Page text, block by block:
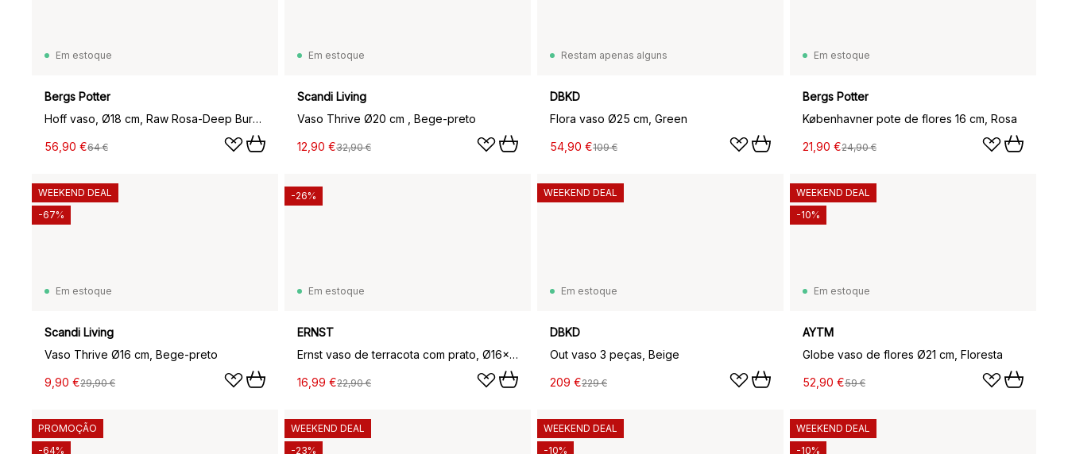
Em estoque
Bergs Potter
Hoff vaso, Ø18 cm, Raw Rosa-Deep Burgundy
56,90 €64 €
Em estoque
Scandi Living
Vaso Thrive Ø20 cm , Bege-preto
12,90 €32,90 €
Restam apenas alguns
DBKD
Flora vaso Ø25 cm, Green
54,90 €109 €
Em estoque
Bergs Potter
Københavner pote de flores 16 cm, Rosa
21,90 €24,90 €
Em estoque
Scandi Living
Vaso Thrive Ø16 cm, Bege-preto
9,90 €29,90 €
WEEKEND DEAL
-67%
Em estoque
ERNST
Ernst vaso de terracota com prato, Ø16x16 cm
16,99 €22,90 €
-26%
Em estoque
DBKD
Out vaso 3 peças, Beige
209 €229 €
WEEKEND DEAL
Em estoque
AYTM
Globe vaso de flores Ø21 cm, Floresta
52,90 €59 €
WEEKEND DEAL
-10%
PROMOÇÃO
-64%
WEEKEND DEAL
-23%
WEEKEND DEAL
-10%
WEEKEND DEAL
-10%